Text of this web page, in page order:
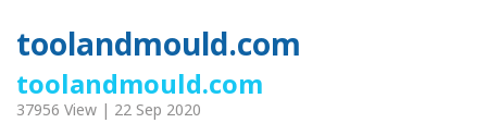
toolandmould.com
toolandmould.com
37956 View | 22 Sep 2020